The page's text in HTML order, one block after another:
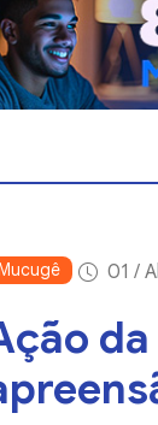
Mucugê 01 /